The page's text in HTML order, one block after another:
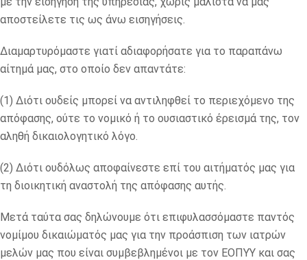
αποστείλετε τις ως άνω εισηγήσεις.
Διαμαρτυρόμαστε γιατί αδιαφορήσατε για το παραπάνω
αίτημά μας, στο οποίο δεν απαντάτε:
(1) Διότι ουδείς μπορεί να αντιληφθεί το περιεχόμενο της
απόφασης, ούτε το νομικό ή το ουσιαστικό έρεισμά της, τον
αληθή δικαιολογητικό λόγο.
(2) Διότι ουδόλως αποφαίνεστε επί του αιτήματός μας για
τη διοικητική αναστολή της απόφασης αυτής.
Μετά ταύτα σας δηλώνουμε ότι επιφυλασσόμαστε παντός
νομίμου δικαιώματός μας για την προάσπιση των ιατρών
μελών μας που είναι συμβεβλημένοι με τον ΕΟΠΥΥ και σας